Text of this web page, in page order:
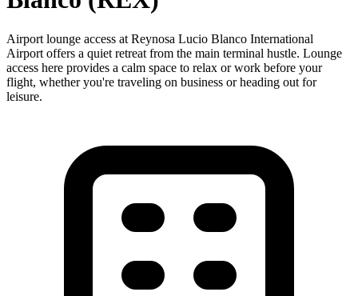
Airport lounge access at Reynosa Lucio Blanco International
Airport offers a quiet retreat from the main terminal hustle. Lounge
access here provides a calm space to relax or work before your
flight, whether you're traveling on business or heading out for
leisure.